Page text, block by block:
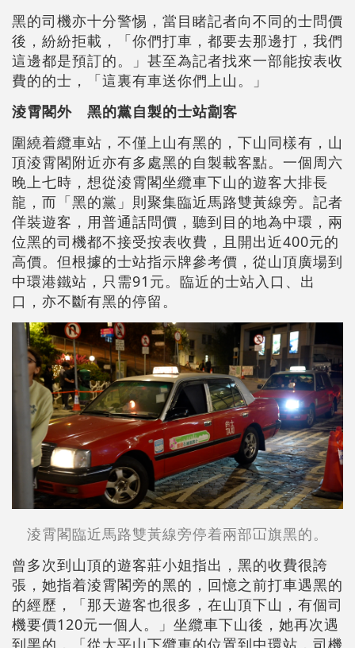
黑的司機亦十分警惕，當目睹記者向不同的士問價
後，紛紛拒載，「你們打車，都要去那邊打，我們
這邊都是預訂的。」甚至為記者找來一部能按表收
費的的士，「這裏有車送你們上山。」
淩霄閣外 黑的黨自製的士站劏客
圍繞着纜車站，不僅上山有黑的，下山同樣有，山
頂淩霄閣附近亦有多處黑的自製載客點。一個周六
晚上七時，想從淩霄閣坐纜車下山的遊客大排長
龍，而「黑的黨」則聚集臨近馬路雙黃線旁。記者
佯裝遊客，用普通話問價，聽到目的地為中環，兩
位黑的司機都不接受按表收費，且開出近400元的
高價。但根據的士站指示牌參考價，從山頂廣場到
中環港鐵站，只需91元。臨近的士站入口、出
口，亦不斷有黑的停留。
淩霄閣臨近馬路雙黃線旁停着兩部冚旗黑的。
曾多次到山頂的遊客莊小姐指出，黑的收費很誇
張，她指着淩霄閣旁的黑的，回憶之前打車遇黑的
的經歷，「那天遊客也很多，在山頂下山，有個司
機要價120元一個人。」坐纜車下山後，她再次遇
到黑的，「從太平山下纜車的位置到中環站，司機